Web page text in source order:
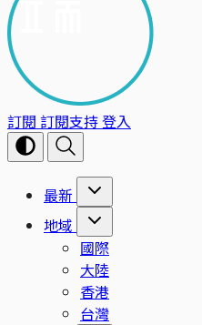
訂閱 訂閱支持登入
最新
地域
國際
大陸
香港
台灣